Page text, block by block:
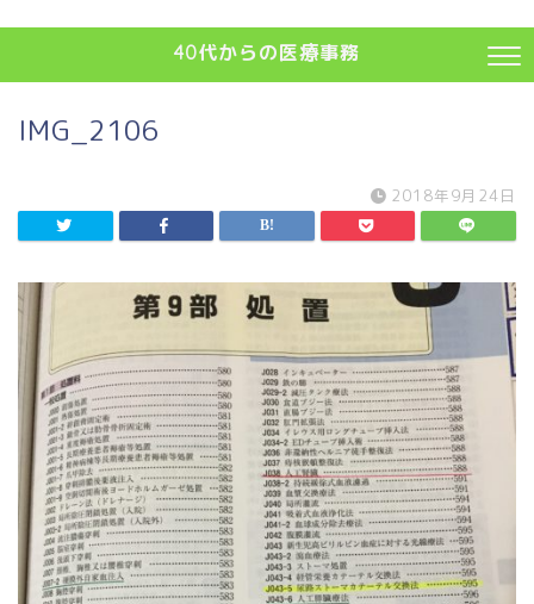
40代からの医療事務
IMG_2106
2018年9月24日